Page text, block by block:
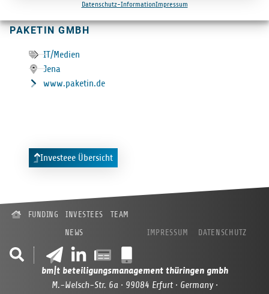
Datenschutz-InformationImpressum
PAKE­TIN GMBH
IT/Medien
Jena
www.paketin.de
Investeee Übersicht
IMPRESSUM DATENSCHUTZ
FUNDING INVESTEES
TEAM
NEWS
bm|t beteiligungsmanagement thüringen gmbh
M.-Welsch-Str. 6a · 99084 Erfurt · Germany ·